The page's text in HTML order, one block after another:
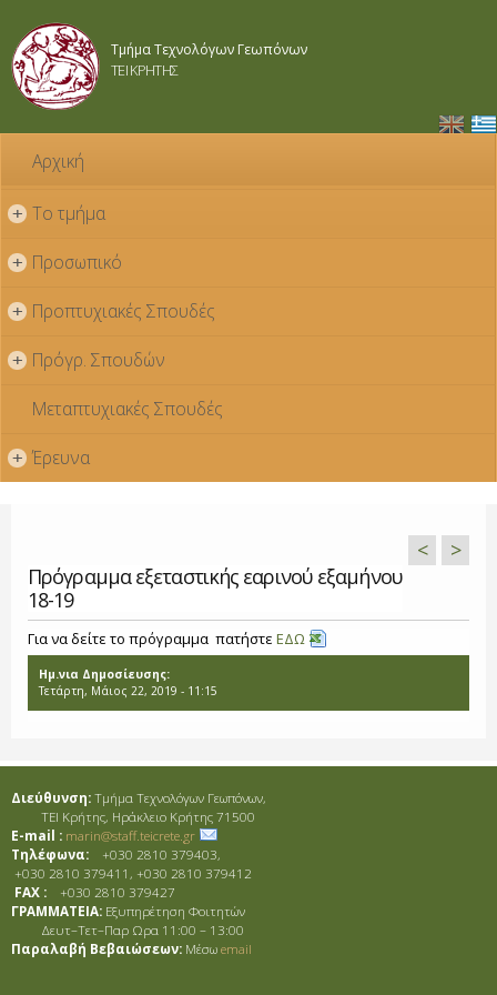
κυρίως
Τμήμα Τεχνολόγων Γεωπόνων
ΤΕΙ ΚΡΗΤΗΣ
Αρχική
+ Το τμήμα
+ Προσωπικό
+ Προπτυχιακές Σπουδές
+ Πρόγρ. Σπουδών
Μεταπτυχιακές Σπουδές
+ Έρευνα
Πρόγραμμα εξεταστικής εαρινού εξαμήνου
18-19
< >
Για να δείτε το πρόγραμμα πατήστε ΕΔΩ
Ημ.νια Δημοσίευσης:
Τετάρτη, Μάιος 22, 2019 - 11:15
Διεύθυνση:Τμήμα Τεχνολόγων Γεωπόνων,
ΤΕΙ Κρήτης, Ηράκλειο Κρήτης 71500
E-mail : marin@staff.teicrete.gr
Τηλέφωνα: +030 2810 379403,
+030 2810 379411, +030 2810 379412
FAX : +030 2810 379427
ΓΡΑΜΜΑΤΕΙΑ: Εξυπηρέτηση Φοιτητών
Δευτ–Τετ–Παρ Ωρα 11:00 – 13:00
Παραλαβή Βεβαιώσεων: Μέσωemail